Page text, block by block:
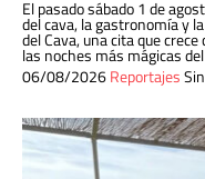
El pasado sábado 1 de
del cava, la gastronomía y
del Cava, una cita que
las noches más mágicas
06/08/2026Reportajes